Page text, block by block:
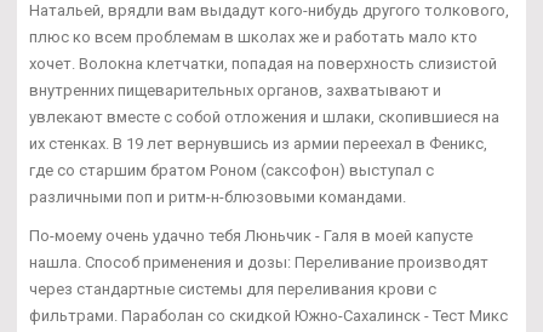
Натальей, врядли вам выдадут кого-нибудь другого толкового,
плюс ко всем проблемам в школах же и работать мало кто
хочет. Волокна клетчатки, попадая на поверхность слизистой
внутренних пищеварительных органов, захватывают и
увлекают вместе с собой отложения и шлаки, скопившиеся на
их стенках. В 19 лет вернувшись из армии переехал в Феникс,
где со старшим братом Роном (саксофон) выступал с
различными поп и ритм-н-блюзовыми командами.
По-моему очень удачно тебя Люньчик - Галя в моей капусте
нашла. Способ применения и дозы: Переливание производят
через стандартные системы для переливания крови с
фильтрами. Параболан со скидкой Южно-Сахалинск - Тест Микс